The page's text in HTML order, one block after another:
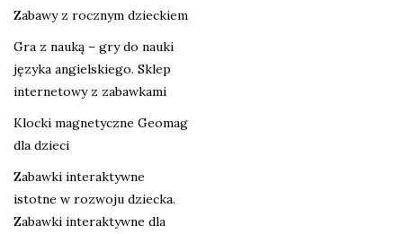
Zabawy z rocznym dzieckiem
Gra z nauką – gry do nauki
języka angielskiego. Sklep
internetowy z zabawkami
Klocki magnetyczne Geomag
dla dzieci
Zabawki interaktywne
istotne w rozwoju dziecka.
Zabawki interaktywne dla